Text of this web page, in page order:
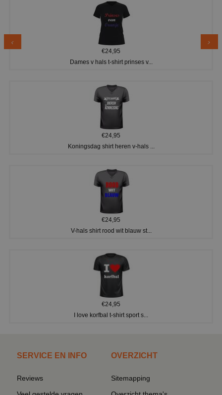
€24,95
Dames v hals t-shirt prinses v...
€24,95
Koningsdag shirt heren v-hals ...
€24,95
V-hals shirt rood wit blauw st...
€24,95
I love korfbal t-shirt sport s...
SERVICE EN INFO
Reviews
OVERZICHT
Sitemapping